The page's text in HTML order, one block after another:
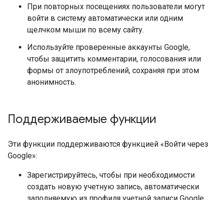
При повторных посещениях пользователи могут
войти в систему автоматически или одним
щелчком мыши по всему сайту.
Используйте проверенные аккаунты Google,
чтобы защитить комментарии, голосования или
формы от злоупотреблений, сохраняя при этом
анонимность.
Поддерживаемые функции
Эти функции поддерживаются функцией «Войти через
Google»:
Зарегистрируйтесь, чтобы при необходимости
создать новую учетную запись, автоматически